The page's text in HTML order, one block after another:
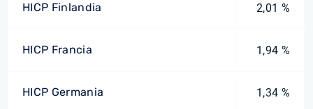
HICP Finlandia 2,01 %
HICP Francia 1,94 %
HICP Germania 1,34 %